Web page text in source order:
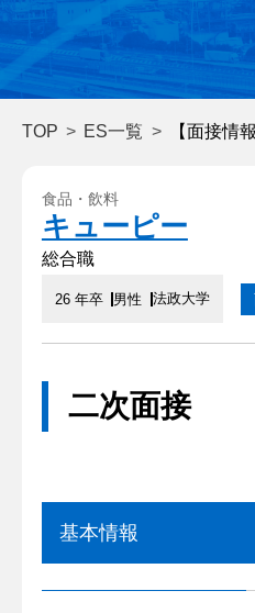
TOP ES一覧 【面接情
食品・飲料
キューピー
総合職
26 年卒 男性 法政大学
二次面接
基本情報